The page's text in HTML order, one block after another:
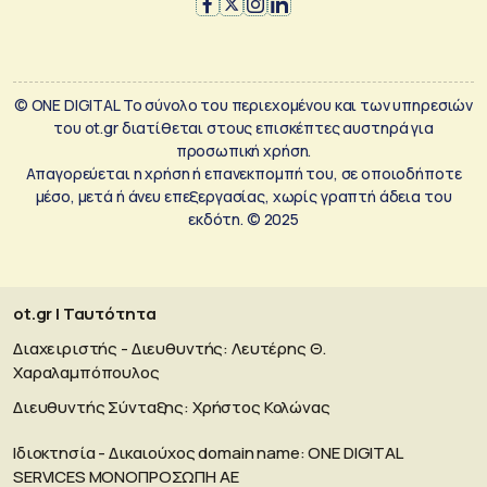
© ONE DIGITAL Το σύνολο του περιεχομένου και των υπηρεσιών
του ot.gr διατίθεται στους επισκέπτες αυστηρά για
προσωπική χρήση.
Απαγορεύεται η χρήση ή επανεκπομπή του, σε οποιοδήποτε
μέσο, μετά ή άνευ επεξεργασίας, χωρίς γραπτή άδεια του
εκδότη. © 2025
ot.gr | Ταυτότητα
Διαχειριστής - Διευθυντής: Λευτέρης Θ.
Χαραλαμπόπουλος
Διευθυντής Σύνταξης: Χρήστος Κολώνας
Ιδιοκτησία - Δικαιούχος domain name: ΟΝΕ DIGITAL
SERVICES MONOΠΡΟΣΩΠΗ ΑΕ